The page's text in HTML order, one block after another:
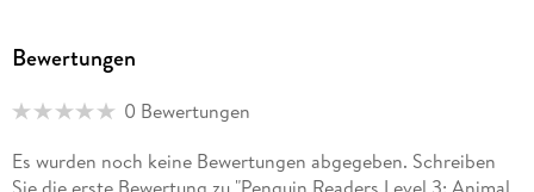
fiction includeBurmese Days, Down and Out in Paris and
Bewertungen
0 Bewertungen
Es wurden noch keine Bewertungen abgegeben. Schreiben